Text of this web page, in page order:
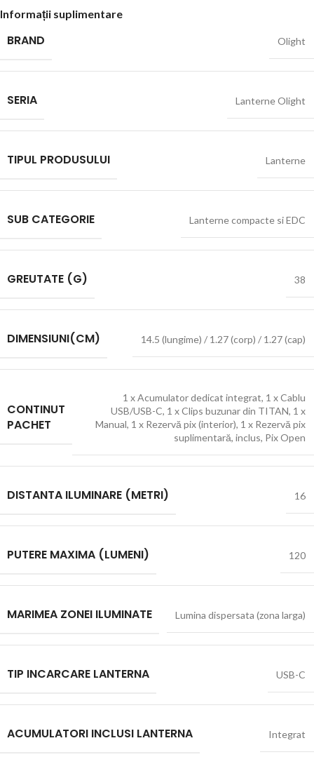
Informații suplimentare
BRAND Olight
SERIA Lanterne Olight
TIPUL PRODUSULUI Lanterne
SUB CATEGORIE Lanterne compacte si EDC
GREUTATE (G) 38
DIMENSIUNI(CM) 14.5 (lungime) / 1.27 (corp) / 1.27 (cap)
CONTINUT
PACHET
1 x Acumulator dedicat integrat, 1 x Cablu
USB/USB-C, 1 x Clips buzunar din TITAN, 1 x
Manual, 1 x Rezervă pix (interior), 1 x Rezervă pix
suplimentară, inclus, Pix Open
DISTANTA ILUMINARE (METRI) 16
PUTERE MAXIMA (LUMENI) 120
MARIMEA ZONEI ILUMINATE Lumina dispersata (zona larga)
TIP INCARCARE LANTERNA USB-C
ACUMULATORI INCLUSI LANTERNA Integrat